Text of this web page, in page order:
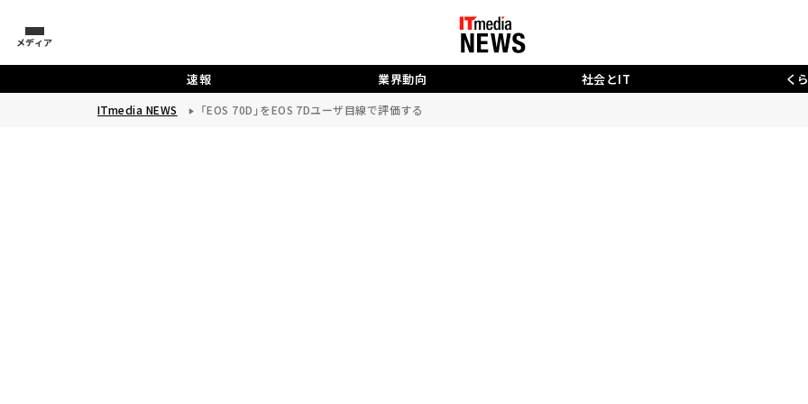
メディア
速報 業界動向 社会とIT く
ITmedia NEWS 「EOS 70D」をEOS 7Dユーザ目線で評価する